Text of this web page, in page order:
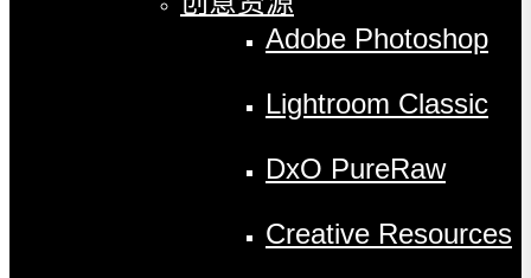
Adobe Photoshop
Lightroom Classic
DxO PureRaw
Creative Resources